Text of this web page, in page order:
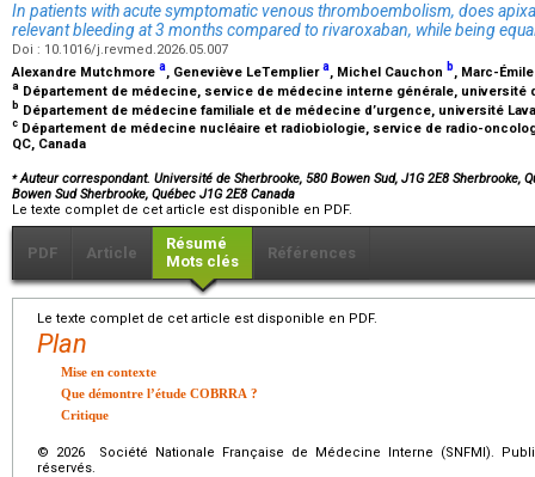
In patients with acute symptomatic venous thromboembolism, does
relevant bleeding at 3 months compared to rivaroxaban, while being
Doi : 10.1016/j.revmed.2026.05.007
Alexandre Mutchmore a, Geneviève LeTempliera, Michel Cauchon b, Marc-
a Département de médecine, service de médecine interne générale, université
b Département de médecine familiale et de médecine d’urgence, université
c Département de médecine nucléaire et radiobiologie, service de radio-
QC, Canada
⁎Auteur correspondant. Université de Sherbrooke, 580 Bowen Sud, J1G 2E8 Sherbrooke,
Bowen Sud Sherbrooke, Québec J1G 2E8 Canada
Le texte complet de cet article est disponible en PDF.
PDF Article
Résumé
Mots clés
Références
Le texte complet de cet article est disponible en PDF.
Plan
Mise en contexte
Que démontre l’étude COBRRA ?
Critique
© 2026 Société Nationale Française de Médecine Interne (SNFMI).
réservés.